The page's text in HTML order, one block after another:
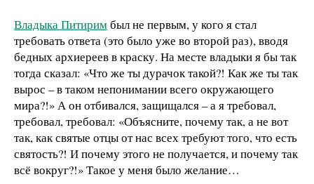
Владыка Питиримбыл не первым, у кого я стал
требовать ответа (это было уже во второй раз), вводя
бедных архиереев в краску. На месте владыки я бы так
тогда сказал: «Что же ты дурачок такой?! Как же ты так
вырос – в таком непонимании всего окружающего
мира?!» А он отбивался, защищался – а я требовал,
требовал, требовал: «Объясните, почему так, а не вот
так, как святые отцы от нас всех требуют того, что есть
святость?! И почему этого не получается, и почему так
всё вокруг?!» Такое у меня было желание…